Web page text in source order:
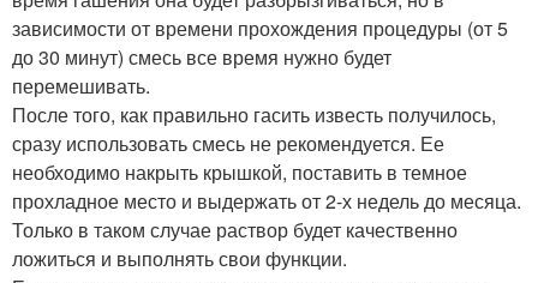
зависимости от времени прохождения процедуры (от 5
до 30 минут) смесь все время нужно будет
перемешивать.
После того, как правильно гасить известь получилось,
сразу использовать смесь не рекомендуется. Ее
необходимо накрыть крышкой, поставить в темное
прохладное место и выдержать от 2-х недель до месяца.
Только в таком случае раствор будет качественно
ложиться и выполнять свои функции.